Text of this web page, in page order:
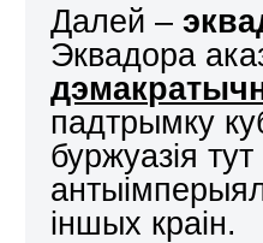
Далей –
Эквадора
падтрымку
буржуазія
іншых краін.